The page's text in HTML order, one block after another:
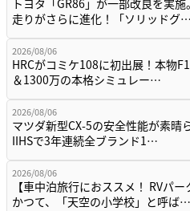
走りがさらに進化！「ソリッドグ…
2026/08/06
HRCがコミケ108に初出展！本物
＆1300万の本格シミュレー…
2026/08/06
マツダ新型CX-5の安全性能が素晴
IIHSで3年連続全ブランド1…
2026/08/06
【車中泊旅行におススメ！ RVパー
かつて、「天空の小学校」と呼ば…